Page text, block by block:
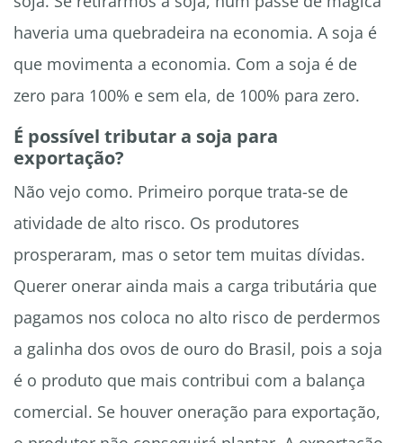
haveria uma quebradeira na economia. A soja é
que movimenta a economia. Com a soja é de
zero para 100% e sem ela, de 100% para zero.
É possível tributar a soja para
exportação?
Não vejo como. Primeiro porque trata-se de
atividade de alto risco. Os produtores
prosperaram, mas o setor tem muitas dívidas.
Querer onerar ainda mais a carga tributária que
pagamos nos coloca no alto risco de perdermos
a galinha dos ovos de ouro do Brasil, pois a soja
é o produto que mais contribui com a balança
comercial. Se houver oneração para exportação,